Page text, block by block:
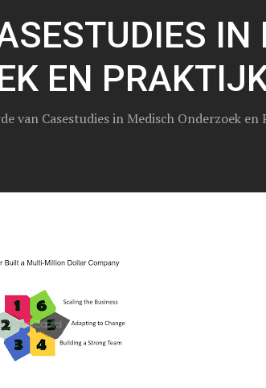
IN
EN
van Casestudies in Medisch Onderzoek en